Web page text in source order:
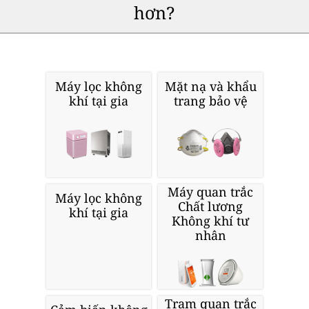
hơn?
Máy lọc không
khí tại gia
Mặt nạ và khẩu
trang bảo vệ
Máy lọc không
khí tại gia
Máy quan trắc
Chất lương
Không khí tư
nhân
Trạm quan trắc